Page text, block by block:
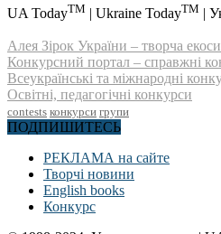
UA TodayTM | Ukraine TodayTM |
Алея Зірок України – творча
Конкурсний портал – справжні
Всеукраїнські та міжнародні
Освітні, педагогічні конкурси
contests конкурси групи
ПОДПИШИТЕСЬ
РЕКЛАМА на сайте
Творчі новини
English books
Конкурс